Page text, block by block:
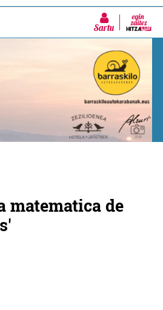
Sartu
matematica de